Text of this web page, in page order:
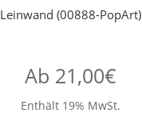
Leinwand (00888-PopArt)
Ab 21,00€
Enthält 19% MwSt.